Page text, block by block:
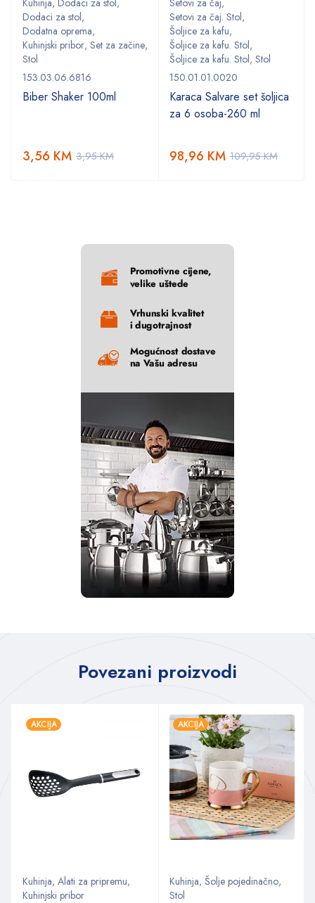
Dodaci za stol,
Dodatna oprema,
Kuhinjski pribor, Set za začine,
Stol
153.03.06.6816
Biber Shaker 100ml
3,95KM
3,56 KM
Setovi za čaj. Stol,
Šoljice za kafu,
Šoljice za kafu. Stol,
Šoljice za kafu. Stol, Stol
150.01.01.0020
Karaca Salvare set šoljica
za 6 osoba-260 ml
109,95KM
98,96 KM
Povezani proizvodi
AKCIJA
Kuhinja, Alati za pripremu,
Kuhinjski pribor
AKCIJA
Kuhinja, Šolje pojedinačno,
Stol